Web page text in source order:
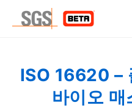
ISO 16620 –
바이오 매